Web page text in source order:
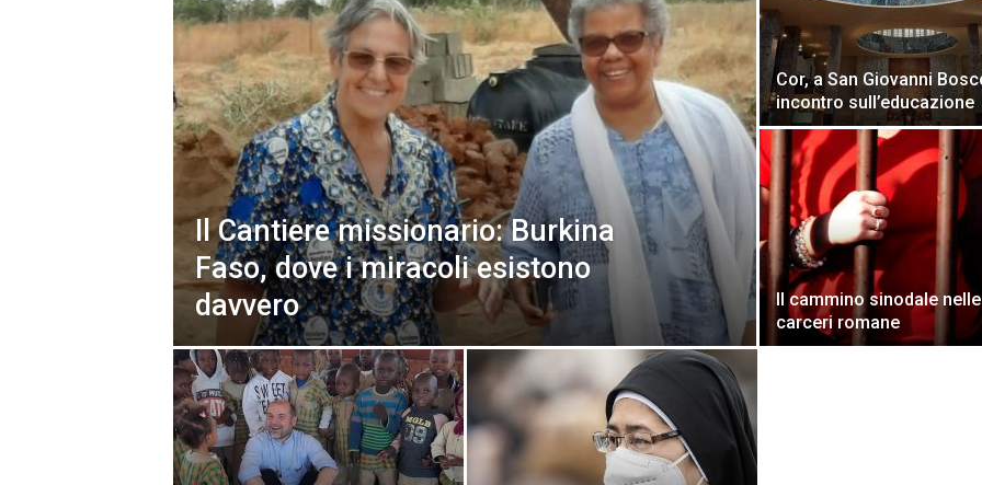
Il Cantiere missionario: Burkina
Faso, dove i miracoli esistono
davvero
Cor, a San Giovanni
incontro sull’educazione
Il cammino sinodale nelle
carceri romane